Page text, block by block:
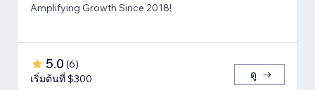
Amplifying Growth Since 2018!
5.0 (6)
เริ่มต้นที่ $300
ดู